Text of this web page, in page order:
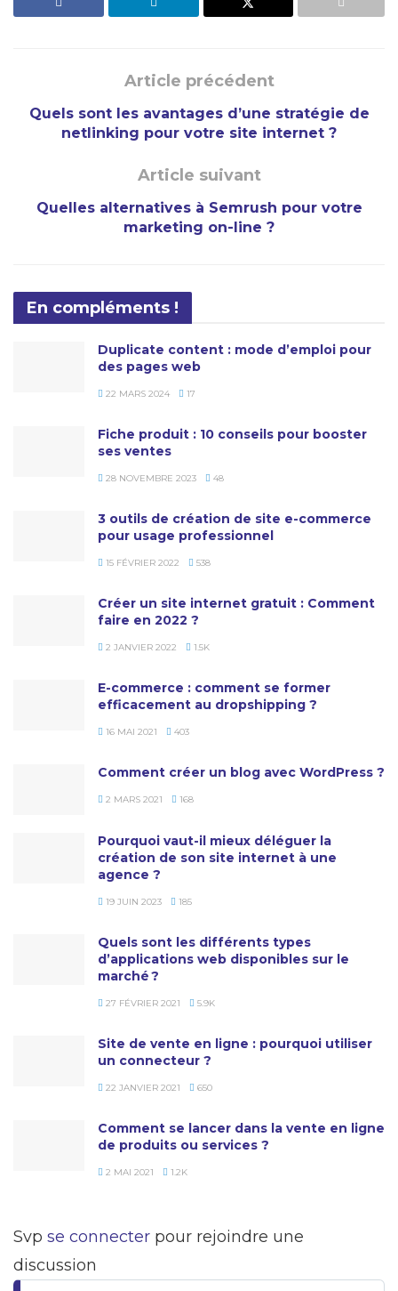
Article précédent
Quels sont les avantages d’une stratégie de
netlinking pour votre site internet ?
Article suivant
Quelles alternatives à Semrush pour votre
marketing on-line ?
En compléments !
Duplicate content : mode d’emploi pour
des pages web
22 MARS 2024 17
Fiche produit : 10 conseils pour booster
ses ventes
28 NOVEMBRE 2023 48
3 outils de création de site e-commerce
pour usage professionnel
15 FÉVRIER 2022 538
Créer un site internet gratuit : Comment
faire en 2022 ?
2 JANVIER 2022 1.5K
E-commerce : comment se former
efficacement au dropshipping ?
16 MAI 2021 403
Comment créer un blog avec WordPress ?
2 MARS 2021 168
Pourquoi vaut-il mieux déléguer la
création de son site internet à une
agence ?
19 JUIN 2023 185
Quels sont les différents types
d’applications web disponibles sur le
marché ?
27 FÉVRIER 2021 5.9K
Site de vente en ligne : pourquoi utiliser
un connecteur ?
22 JANVIER 2021 650
Comment se lancer dans la vente en ligne
de produits ou services ?
2 MAI 2021 1.2K
Svp se connecter pour rejoindre une
discussion